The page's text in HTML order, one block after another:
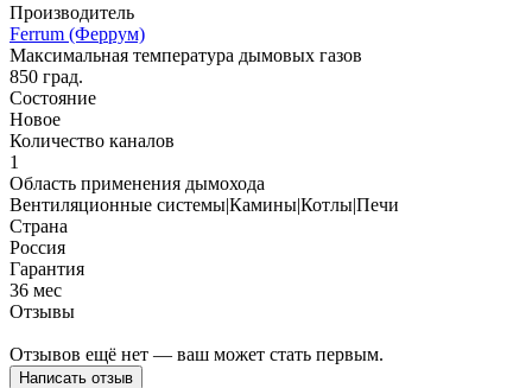
Производитель
Ferrum (Феррум)
Максимальная температура дымовых газов
850 град.
Состояние
Новое
Количество каналов
1
Область применения дымохода
Вентиляционные системы|Камины|Котлы|Печи
Страна
Россия
Гарантия
36 мес
Отзывы
Отзывов ещё нет — ваш может стать первым.
Написать отзыв